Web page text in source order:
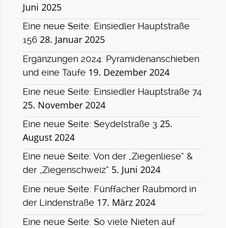
Juni 2025
Eine neue Seite: Einsiedler Hauptstraße
156 28. Januar 2025
Ergänzungen 2024: Pyramidenanschieben
und eine Taufe 19. Dezember 2024
Eine neue Seite: Einsiedler Hauptstraße 74
25. November 2024
Eine neue Seite: Seydelstraße 3 25.
August 2024
Eine neue Seite: Von der „Ziegenliese“ &
der „Ziegenschweiz“ 5. Juni 2024
Eine neue Seite: Fünffacher Raubmord in
der Lindenstraße 17. März 2024
Eine neue Seite: So viele Nieten auf